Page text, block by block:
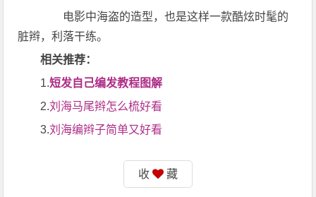
电影中海盗的造型，也是这样一款酷炫时髦的
脏辫，利落干练。
相关推荐：
1.短发自己编发教程图解
2.刘海马尾辫怎么梳好看
3.刘海编辫子简单又好看
收 藏